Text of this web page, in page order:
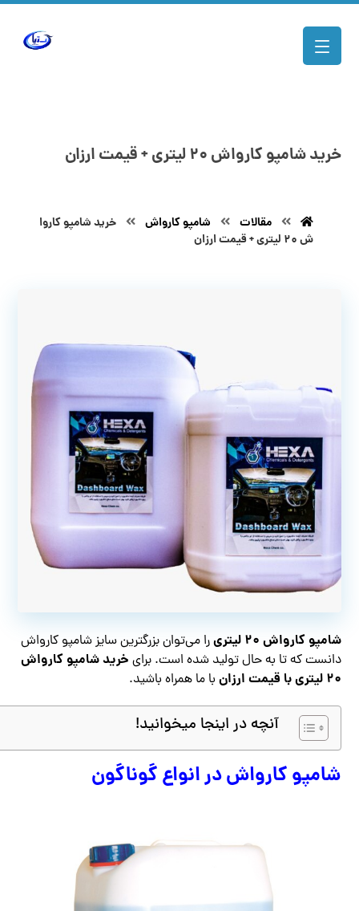
خرید شامپو کارواش ۲۰ لیتری + قیمت ارزان
مقالات شامپو کارواش
خرید شامپو کاروا
ش ۲۰ لیتری + قیمت ارزان
شامپو کارواش ۲۰ لیتری
را می‌توان بزرگترین سایز شامپو کارواش
دانست که تا به حال تولید شده است. برای خرید شامپو کارواش
۲۰ لیتری با قیمت ارزان
با ما همراه باشید.
آنچه در اینجا میخوانید!
شامپو کارواش در انواع گوناگون